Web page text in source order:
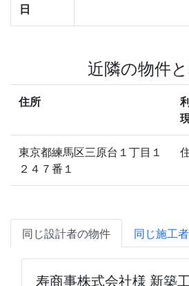
日
近隣の物件
住所
東京都練馬区三原台１丁目１
２４７番１
同じ設計者の物件 同じ施工
寿商事株式会社様 新築